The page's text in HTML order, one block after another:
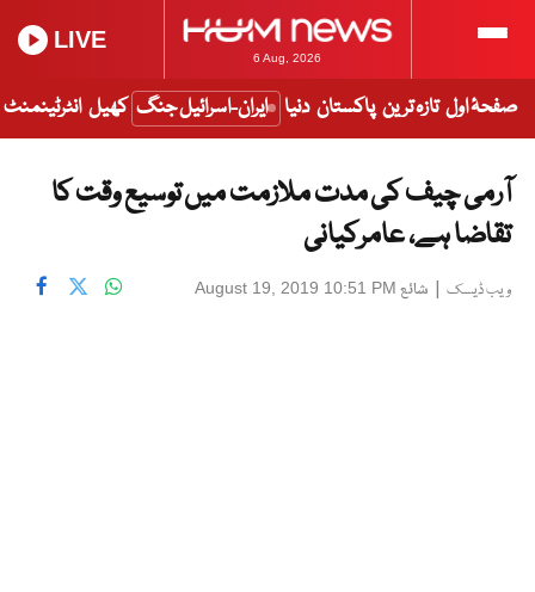
6 Aug, 2026
LIVE
صفحۂ اول تازہ ترین پاکستان دنیا ایران-اسرائیل جنگ کھیل انٹرٹینمنٹ
آرمی چیف کی مدت ملازمت میں توسیع وقت کا
تقاضا ہے، عامرکیانی
ویب ڈیسک | شائع August 19, 2019 10:51 PM